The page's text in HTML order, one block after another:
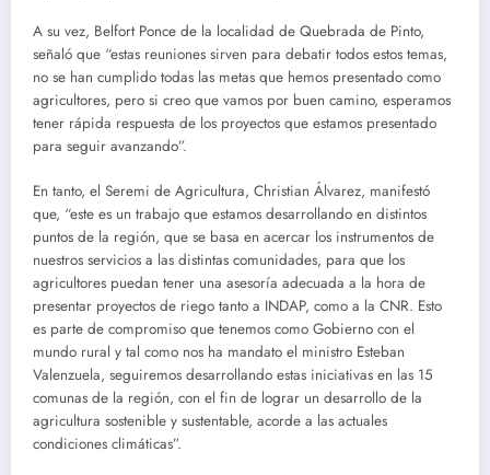
A su vez, Belfort Ponce de la localidad de Quebrada de Pinto,
señaló que “estas reuniones sirven para debatir todos estos temas,
no se han cumplido todas las metas que hemos presentado como
agricultores, pero si creo que vamos por buen camino, esperamos
tener rápida respuesta de los proyectos que estamos presentado
para seguir avanzando”.
En tanto, el Seremi de Agricultura, Christian Álvarez, manifestó
que, “este es un trabajo que estamos desarrollando en distintos
puntos de la región, que se basa en acercar los instrumentos de
nuestros servicios a las distintas comunidades, para que los
agricultores puedan tener una asesoría adecuada a la hora de
presentar proyectos de riego tanto a INDAP, como a la CNR. Esto
es parte de compromiso que tenemos como Gobierno con el
mundo rural y tal como nos ha mandato el ministro Esteban
Valenzuela, seguiremos desarrollando estas iniciativas en las 15
comunas de la región, con el fin de lograr un desarrollo de la
agricultura sostenible y sustentable, acorde a las actuales
condiciones climáticas”.